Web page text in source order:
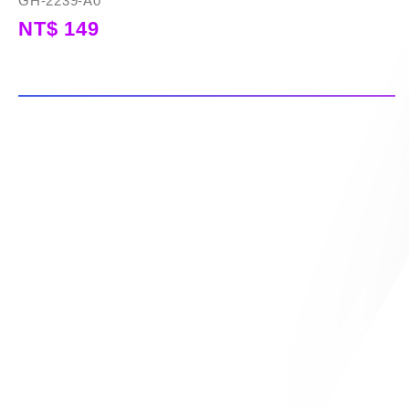
NT$ 149